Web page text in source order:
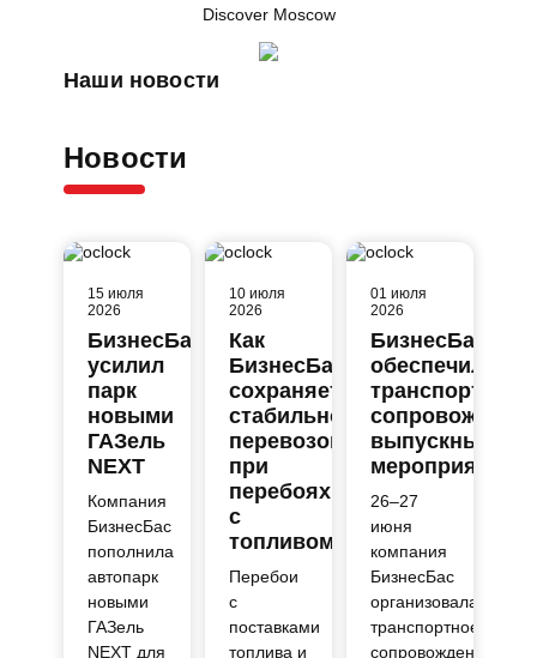
Discover Moscow
Наши новости
Новости
15 июля
2026
БизнесБас
усилил
парк
новыми
ГАЗель
NEXT
Компания
БизнесБас
пополнила
автопарк
новыми
ГАЗель
NEXT для
10 июля
2026
Как
БизнесБас
сохраняет
стабильность
перевозок
при
перебоях
с
топливом
Перебои
с
поставками
топлива и
01 июля
2026
БизнесБас
обеспечил
транспортное
выпускных
мероприятий
26–27
июня
компания
БизнесБас
организовала
транспортное
сопровождение